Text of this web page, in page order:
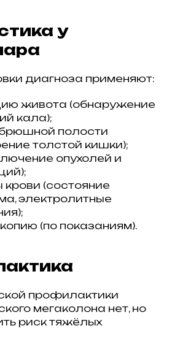
у
диагноза применяют:
живота (обнаружение
кала);
брюшной полости
толстой кишки);
опухолей и
(состояние
электролитные
(по показаниям).
профилактики
мегаколона нет, но
риск тяжёлых